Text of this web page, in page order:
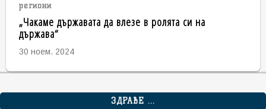
региони
„Чакаме държавата да влезе в ролята си на
държава“
30 ноем. 2024
ЗДРАВЕ ...